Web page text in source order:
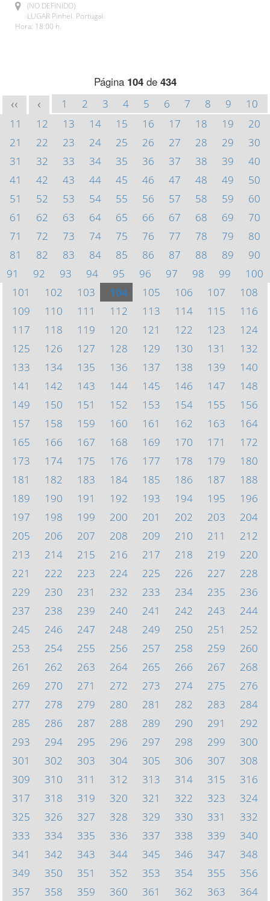
(NO DEFINIDO)
LUGAR Pinhel. Portugal.
Hora: 18:00 h.
Página 104de 434
<< < 1 2 3 4 5 6 7 8 9
10
11
12 13 14 15 16 17 18 19
20
21
22 23 24 25 26 27 28 29
30
31
32 33 34 35 36 37 38 39
40
41
42 43 44 45 46 47 48 49
50
51
52 53 54 55 56 57 58 59
60
61
62 63 64 65 66 67 68 69
70
71
72 73 74 75 76 77 78 79
80
81
82 83 84 85 86 87 88 89
90
91
92 93 94 95 96 97 98 99
100
101
102 103 104 105 106 107
108
109
110 111 112 113 114 115
116
117
118 119 120 121 122 123
124
125
126 127 128 129 130 131
132
133
134 135 136 137 138 139
140
141
142 143 144 145 146 147
148
149
150 151 152 153 154 155
156
157
158 159 160 161 162 163
164
165
166 167 168 169 170 171
172
173
174 175 176 177 178 179
180
181
182 183 184 185 186 187
188
189
190 191 192 193 194 195
196
197
198 199 200 201 202 203
204
205
206 207 208 209 210 211
212
213
214 215 216 217 218 219
220
221
222 223 224 225 226 227
228
229
230 231 232 233 234 235
236
237
238 239 240 241 242 243
244
245
246 247 248 249 250 251
252
253
254 255 256 257 258 259
260
261
262 263 264 265 266 267
268
269
270 271 272 273 274 275
276
277
278 279 280 281 282 283
284
285
286 287 288 289 290 291
292
293
294 295 296 297 298 299
300
301
302 303 304 305 306 307
308
309
310 311 312 313 314 315
316
317
318 319 320 321 322 323
324
325
326 327 328 329 330 331
332
333
334 335 336 337 338 339
340
341
342 343 344 345 346 347
348
349
350 351 352 353 354 355
356
357
358 359 360 361 362 363 364